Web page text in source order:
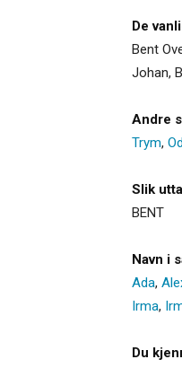
De
Bent
Johan,
Andre
Trym,
Slik
BENT
Navn i
Ada,
Irma,
Du